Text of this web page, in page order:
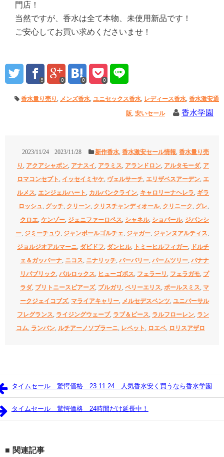
門店！
当然ですが、香水は全て本物、未使用新品です！
ご安心してお買い求めくださいませ！
0 0 0
香水量り売り, メンズ香水, ユニセックス香水, レディース香水, 香水激安通
販, 安いセール 香水学園
2023/11/24 2023/11/28 新作香水, 香水激安セール情報, 香水量り売
り, アクアシャボン, アナスイ, アラミス, アランドロン, アルタモーダ, ア
ロマコンセプト, イッセイミヤケ, ヴェルサーチ, エリザベスアーデン, エ
ルメス, エンジェルハート, カルバンクライン, キャロリーナヘレラ, ギラ
ロッシュ, グッチ, クリーン, クリスチャンディオール, クリニーク, グレ,
クロエ, ケンゾー, ジェニファーロペス, シャネル, ショパール, ジバンシ
ー, ジミーチュウ, ジャンポールゴルチェ, ジャガー, ジャンヌアルティス,
ジョルジオアルマーニ, ダビドフ, ダンヒル, トミーヒルフィガー,
ドルチ
ェ＆ガッバーナ, ニコス, ニナリッチ, バーバリー, パームツリー, バナナ
リパブリック, パルロックス, ヒューゴボス, フェラーリ, フェラガモ, プ
ラダ, ブリトニースピアーズ, ブルガリ, ペリーエリス, ポールスミス, マ
ークジェイコブズ, マライアキャリー, メルセデスベンツ, ユニバーサル
フレグランス, ライジングウェーブ, ラブ＆ピース, ラルフローレン, ラン
コム, ランバン, ルチアーノソプラーニ, レペット, ロエベ, ロリスアザロ
タイムセール 驚愕価格 23.11.24 人気香水安く買うなら香水学園
タイムセール 驚愕価格 24時間だけ延長中！
関連記事